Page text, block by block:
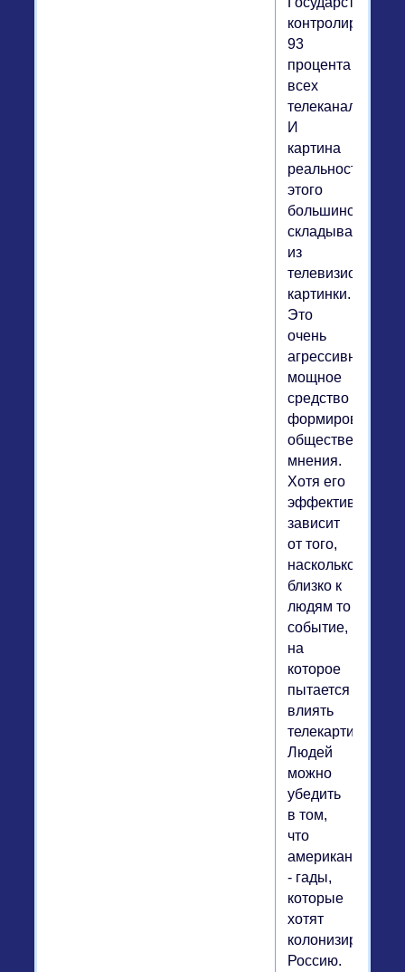
контролирует
93
процента
всех
телеканалов.
И
картина
реальности
этого
большинства
складывается
из
телевизионной
картинки.
Это
очень
агрессивное,
мощное
средство
формирования
общественного
мнения.
Хотя его
эффективность
зависит
от того,
насколько
близко к
людям то
событие,
на
которое
пытается
влиять
телекартинка.
Людей
можно
убедить
в том,
что
американцы
- гады,
которые
хотят
колонизировать
Россию.